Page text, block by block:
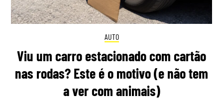
AUTO
Viu um carro estacionado com cartão
nas rodas? Este é o motivo (e não tem
a ver com animais)